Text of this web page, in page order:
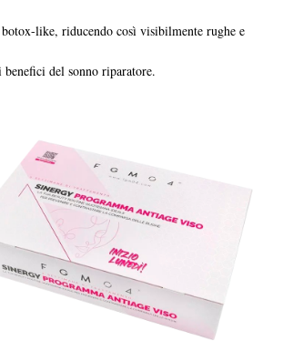
like, riducendo così visibilmente rughe e
del sonno riparatore.